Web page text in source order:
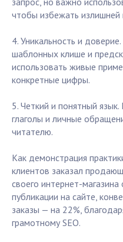
чтобы избежать излишней
4. Уникальность и
шаблонных клише и
использовать живые
конкретные цифры.
5. Четкий и понятный
глаголы и личные
читателю.
Как демонстрация
клиентов заказал
своего интернет-
публикации на сайте,
заказы — на 22%,
грамотному SEO.